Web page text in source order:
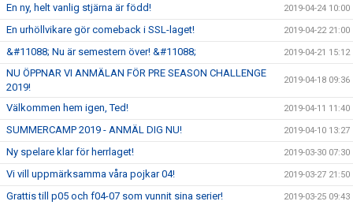
En ny, helt vanlig stjärna är född! 2019-04-24 10:00
En urhöllvikare gör comeback i SSL-laget! 2019-04-22 21:00
&#11088; Nu är semestern över! &#11088; 2019-04-21 15:12
NU ÖPPNAR VI ANMÄLAN FÖR PRE SEASON CHALLENGE
2019!
2019-04-18 09:36
Välkommen hem igen, Ted! 2019-04-11 11:40
SUMMERCAMP 2019 - ANMÄL DIG NU! 2019-04-10 13:27
Ny spelare klar för herrlaget! 2019-03-30 07:30
Vi vill uppmärksamma våra pojkar 04! 2019-03-27 21:50
Grattis till p05 och f04-07 som vunnit sina serier! 2019-03-25 09:43